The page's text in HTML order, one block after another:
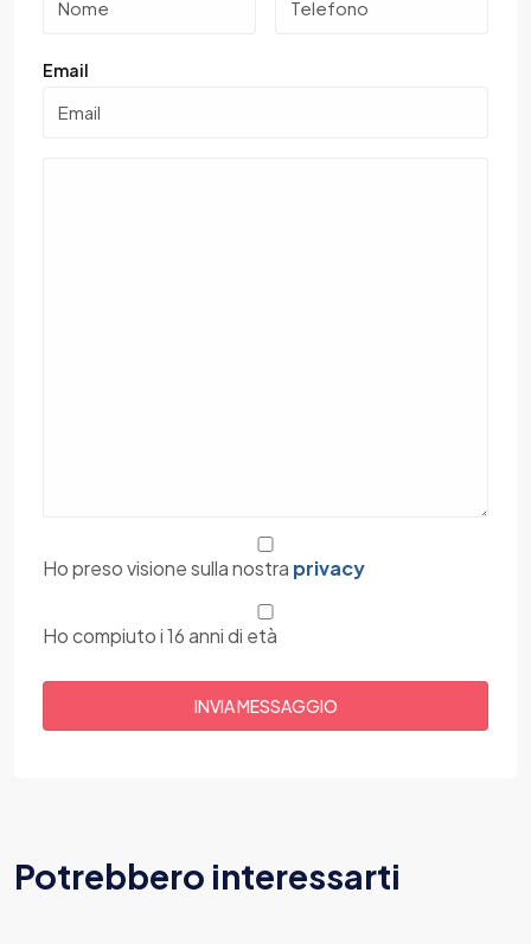
Email
Ho preso visione sulla nostra privacy
Ho compiuto i 16 anni di età
Potrebbero interessarti